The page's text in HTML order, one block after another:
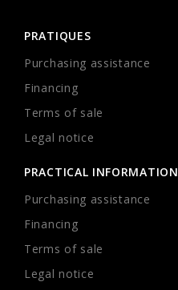
PRATIQUES
Purchasing assistance
Financing
Terms of sale
Legal notice
PRACTICAL INFORMATION
Purchasing assistance
Financing
Terms of sale
Legal notice